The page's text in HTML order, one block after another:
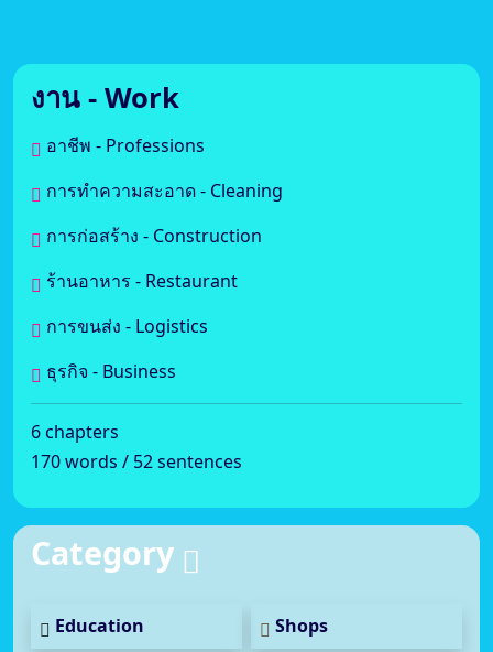
งาน - Work
อาชีพ - Professions
การทำความสะอาด - Cleaning
การก่อสร้าง - Construction
ร้านอาหาร - Restaurant
การขนส่ง - Logistics
ธุรกิจ - Business
6 chapters
170 words / 52 sentences
Category
Education Shops